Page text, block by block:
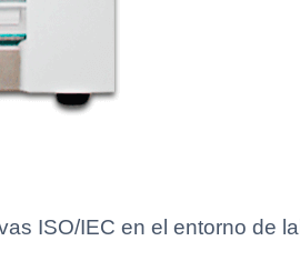
ISO/IEC en el entorno de